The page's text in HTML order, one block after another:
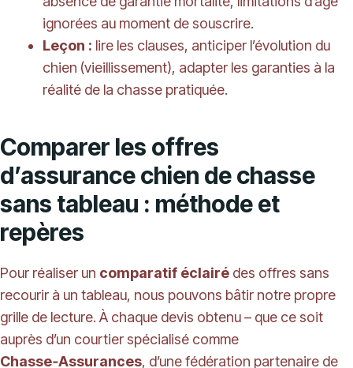
ignorées au moment de souscrire.
Leçon : lire les clauses, anticiper l’évolution du
chien (vieillissement), adapter les garanties à la
réalité de la chasse pratiquée.
Comparer les offres
d’assurance chien de chasse
sans tableau : méthode et
repères
Pour réaliser un comparatif éclairé des offres sans
recourir à un tableau, nous pouvons bâtir notre propre
grille de lecture. À chaque devis obtenu – que ce soit
auprès d’un courtier spécialisé comme
Chasse‑Assurances, d’une fédération partenaire de